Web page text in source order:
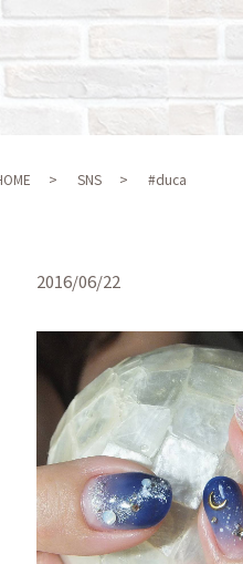
SNS #duca
2016/06/22